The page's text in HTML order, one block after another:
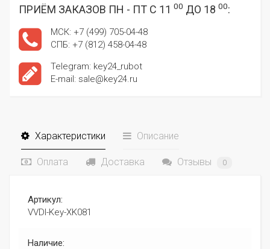
ПРИЁМ ЗАКАЗОВ ПН - ПТ С 11 00 ДО 18 00:
МСК: +7 (499) 705-04-48
СПБ: +7 (812) 458-04-48
Telegram: key24_rubot
E-mail: sale@key24.ru
Характеристики Описание
Оплата Доставка Отзывы 0
Артикул:
VVDI-Key-XK081
Наличие: